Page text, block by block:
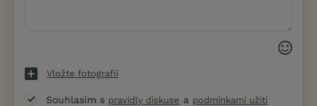
Vložte fotografii
Souhlasím s pravidly diskuse a podmínkami užití